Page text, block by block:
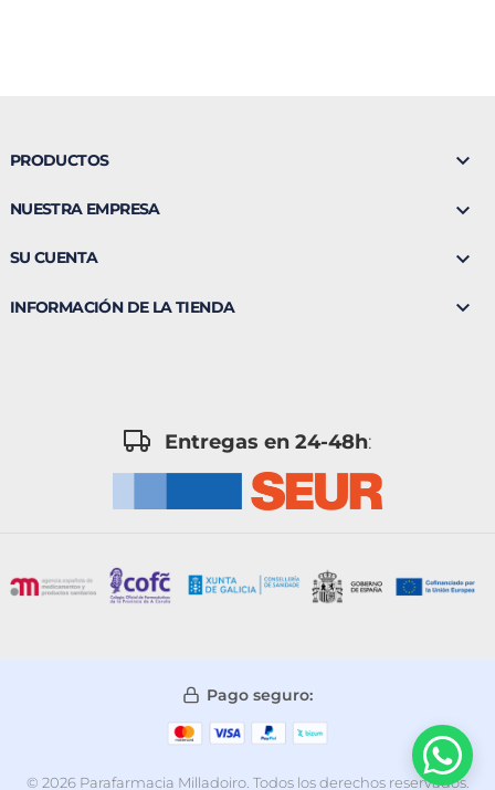
PRODUCTOS 
NUESTRA EMPRESA 
SU CUENTA 
INFORMACIÓN DE LA TIENDA 
Entregas en 24-48h:
Pago seguro:
© 2026 Parafarmacia Milladoiro. Todos los derechos reservados.